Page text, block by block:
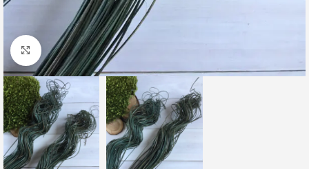
Клацніть, щоб збільшити